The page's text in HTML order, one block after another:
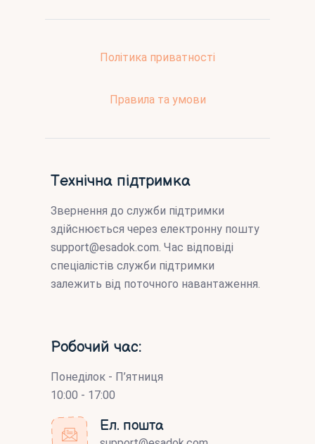
Політика приватності
Правила та умови
Технічна підтримка
Звернення до служби підтримки
здійснюється через електронну пошту
support@esadok.com . Час відповіді
спеціалістів служби підтримки
залежить від поточного навантаження.
Робочий час:
Понеділок - П’ятниця
10:00 - 17:00
Ел. пошта